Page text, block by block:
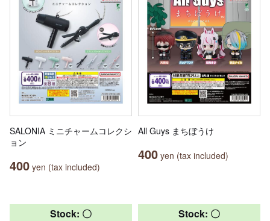
SALONIA ミニチャームコレクシ
ョン
400 yen (tax included)
All Guys まちぼうけ
400 yen (tax included)
Stock: 〇 Stock: 〇